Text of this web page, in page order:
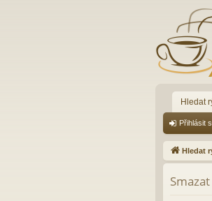
Hledat
Přihlásit
Hledat